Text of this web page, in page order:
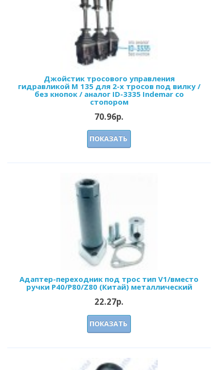
Джойстик тросового управления
гидравликой M 135 для 2-х тросов под вилку /
без кнопок / аналог ID-3335 Indemar со
стопором
70.96р.
ПОКАЗАТЬ
Адаптер-переходник под трос тип V1/вместо
ручки P40/Р80/Z80 (Китай) металлический
22.27р.
ПОКАЗАТЬ